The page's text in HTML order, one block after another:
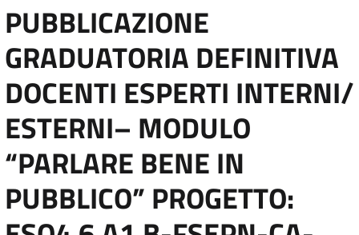
PUBBLICAZIONE
GRADUATORIA DEFINITIVA
DOCENTI ESPERTI INTERNI/
ESTERNI– MODULO
“PARLARE BENE IN
PUBBLICO” PROGETTO: